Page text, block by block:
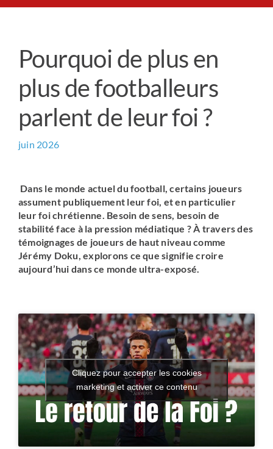
Prière universelle
News
Qui sommes-nous ?
Contact
Pourquoi de plus en
plus de footballeurs
parlent de leur foi ?
juin 2026
Dans le monde actuel du football, certains joueurs
assument publiquement leur foi, et en particulier
leur foi chrétienne. Besoin de sens, besoin de
stabilité face à la pression médiatique ? À travers des
témoignages de joueurs de haut niveau comme
Jérémy Doku, explorons ce que signifie croire
aujourd’hui dans ce monde ultra-exposé.
Cliquez pour accepter les cookies
marketing et activer ce contenu